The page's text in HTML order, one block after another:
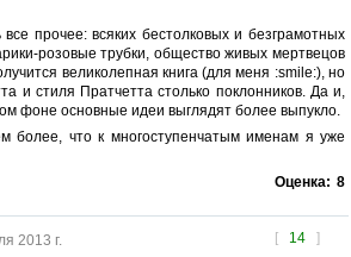
прочее: всяких бестолковых и безграмотных
розовые трубки, общество живых мертвецов
великолепная книга (для меня :smile:), но
и стиля Пратчетта столько поклонников. Да и,
фоне основные идеи выглядят более выпукло.
более, что к многоступенчатым именам я уже
Оценка: 8
[ 14 ]
2013 г.